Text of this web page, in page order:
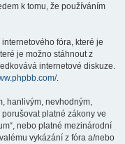
k tomu, že používáním
fóra, které je
je možno stáhnout z
internetové diskuze.
.
hanlivým, nevhodným,
platné zákony ve
nebo platné mezinárodní
vykázání z fóra a/nebo